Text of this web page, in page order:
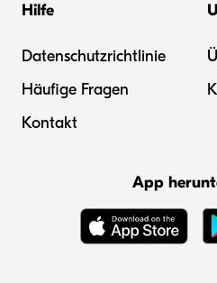
Hilfe
Datenschutzrichtlinie
Häufige Fragen
Kontakt
App